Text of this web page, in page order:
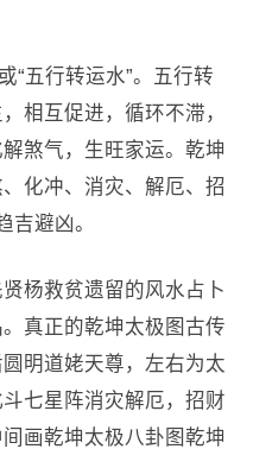
“五行转运水”。五行转
相互促进，循环不滞，
煞气，生旺家运。乾坤
化冲、消灾、解厄、招
吉避凶。
杨救贫遗留的风水占卜
真正的乾坤太极图古传
明道姥天尊，左右为太
七星阵消灾解厄，招财
画乾坤太极八卦图乾坤